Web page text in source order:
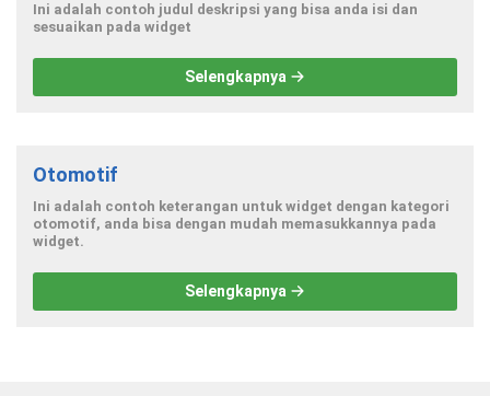
Ini adalah contoh judul deskripsi yang bisa anda isi dan
sesuaikan pada widget
Selengkapnya
Otomotif
Ini adalah contoh keterangan untuk widget dengan kategori
otomotif, anda bisa dengan mudah memasukkannya pada
widget.
Selengkapnya